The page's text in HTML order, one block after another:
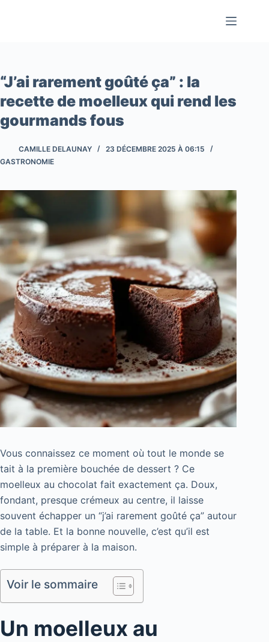
“J’ai rarement goûté ça” : la
recette de moelleux qui rend les
gourmands fous
CAMILLE DELAUNAY
23 DÉCEMBRE 2025 À 06:15
GASTRONOMIE
Vous connaissez ce moment où tout le monde se
tait à la première bouchée de dessert ? Ce
moelleux au chocolat fait exactement ça. Doux,
fondant, presque crémeux au centre, il laisse
souvent échapper un “j’ai rarement goûté ça” autour
de la table. Et la bonne nouvelle, c’est qu’il est
simple à préparer à la maison.
Voir le sommaire
Un moelleux au